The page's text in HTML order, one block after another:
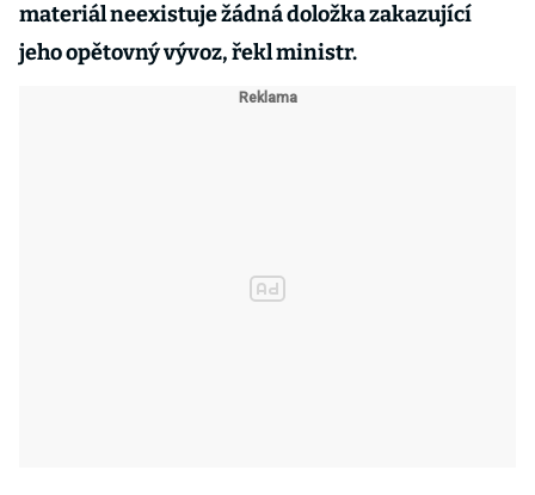
materiál neexistuje žádná doložka zakazující
jeho opětovný vývoz, řekl ministr.